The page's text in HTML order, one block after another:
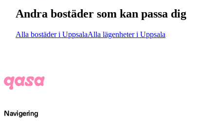
Andra bostäder som kan passa dig
Alla bostäder i UppsalaAlla lägenheter i Uppsala
Navigering